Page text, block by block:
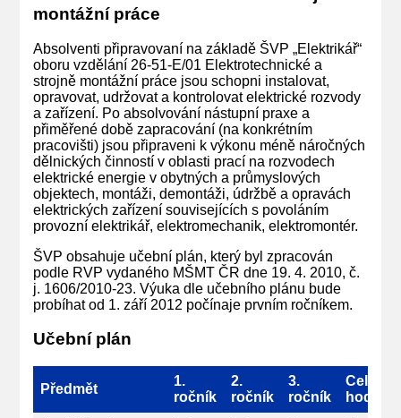
montážní práce
Absolventi připravovaní na základě ŠVP „Elektrikář“
oboru vzdělání 26-51-E/01 Elektrotechnické a
strojně montážní práce jsou schopni instalovat,
opravovat, udržovat a kontrolovat elektrické rozvody
a zařízení. Po absolvování nástupní praxe a
přiměřené době zapracování (na konkrétním
pracovišti) jsou připraveni k výkonu méně náročných
dělnických činností v oblasti prací na rozvodech
elektrické energie v obytných a průmyslových
objektech, montáži, demontáži, údržbě a opravách
elektrických zařízení souvisejících s povoláním
provozní elektrikář, elektromechanik, elektromontér.
ŠVP obsahuje učební plán, který byl zpracován
podle RVP vydaného MŠMT ČR dne 19. 4. 2010, č.
j. 1606/2010-23. Výuka dle učebního plánu bude
probíhat od 1. září 2012 počínaje prvním ročníkem.
Učební plán
Předmět
1.
ročník
2.
ročník
3.
ročník
Celkem
hodin